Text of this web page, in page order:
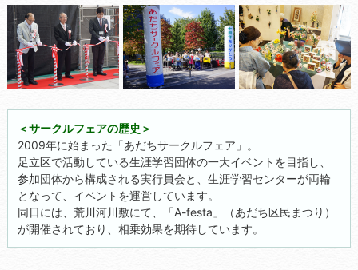
＜サークルフェアの歴史＞
2009年に始まった「あだちサークルフェア」。
足立区で活動している生涯学習団体の一大イベントを目指し、
参加団体から構成される実行員会と、生涯学習センターが両輪
となって、イベントを運営しています。
同日には、荒川河川敷にて、「A-festa」（あだち区民まつり）
が開催されており、相乗効果を期待しています。